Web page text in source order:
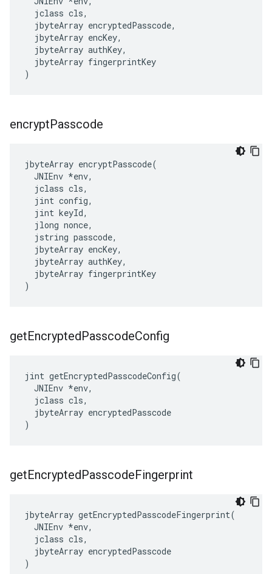
  jclass cls,
  jbyteArray encryptedPasscode,
  jbyteArray encKey,
  jbyteArray authKey,
  jbyteArray fingerprintKey
)
encryptPasscode
jbyteArray encryptPasscode(
  JNIEnv *env,
  jclass cls,
  jint config,
  jint keyId,
  jlong nonce,
  jstring passcode,
  jbyteArray encKey,
  jbyteArray authKey,
  jbyteArray fingerprintKey
)
getEncryptedPasscodeConfig
jint getEncryptedPasscodeConfig(
  JNIEnv *env,
  jclass cls,
  jbyteArray encryptedPasscode
)
getEncryptedPasscodeFingerprint
jbyteArray getEncryptedPasscodeFingerprint(
  JNIEnv *env,
  jclass cls,
  jbyteArray encryptedPasscode
)